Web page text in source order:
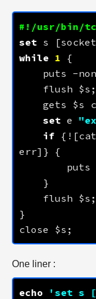
set s [socket
while 1
puts -
set e
if
One liner :
echo 'set s